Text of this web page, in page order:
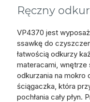
Ręczny
VP4370 jest
ssawkę do
łatwością odkurzy
materacami, wnętrze
odkurzania na mokro
ściągaczka, która
pochłania cały płyn.